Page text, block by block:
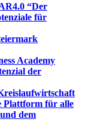
“Der
für
Academy
der
Plattform für alle
dem